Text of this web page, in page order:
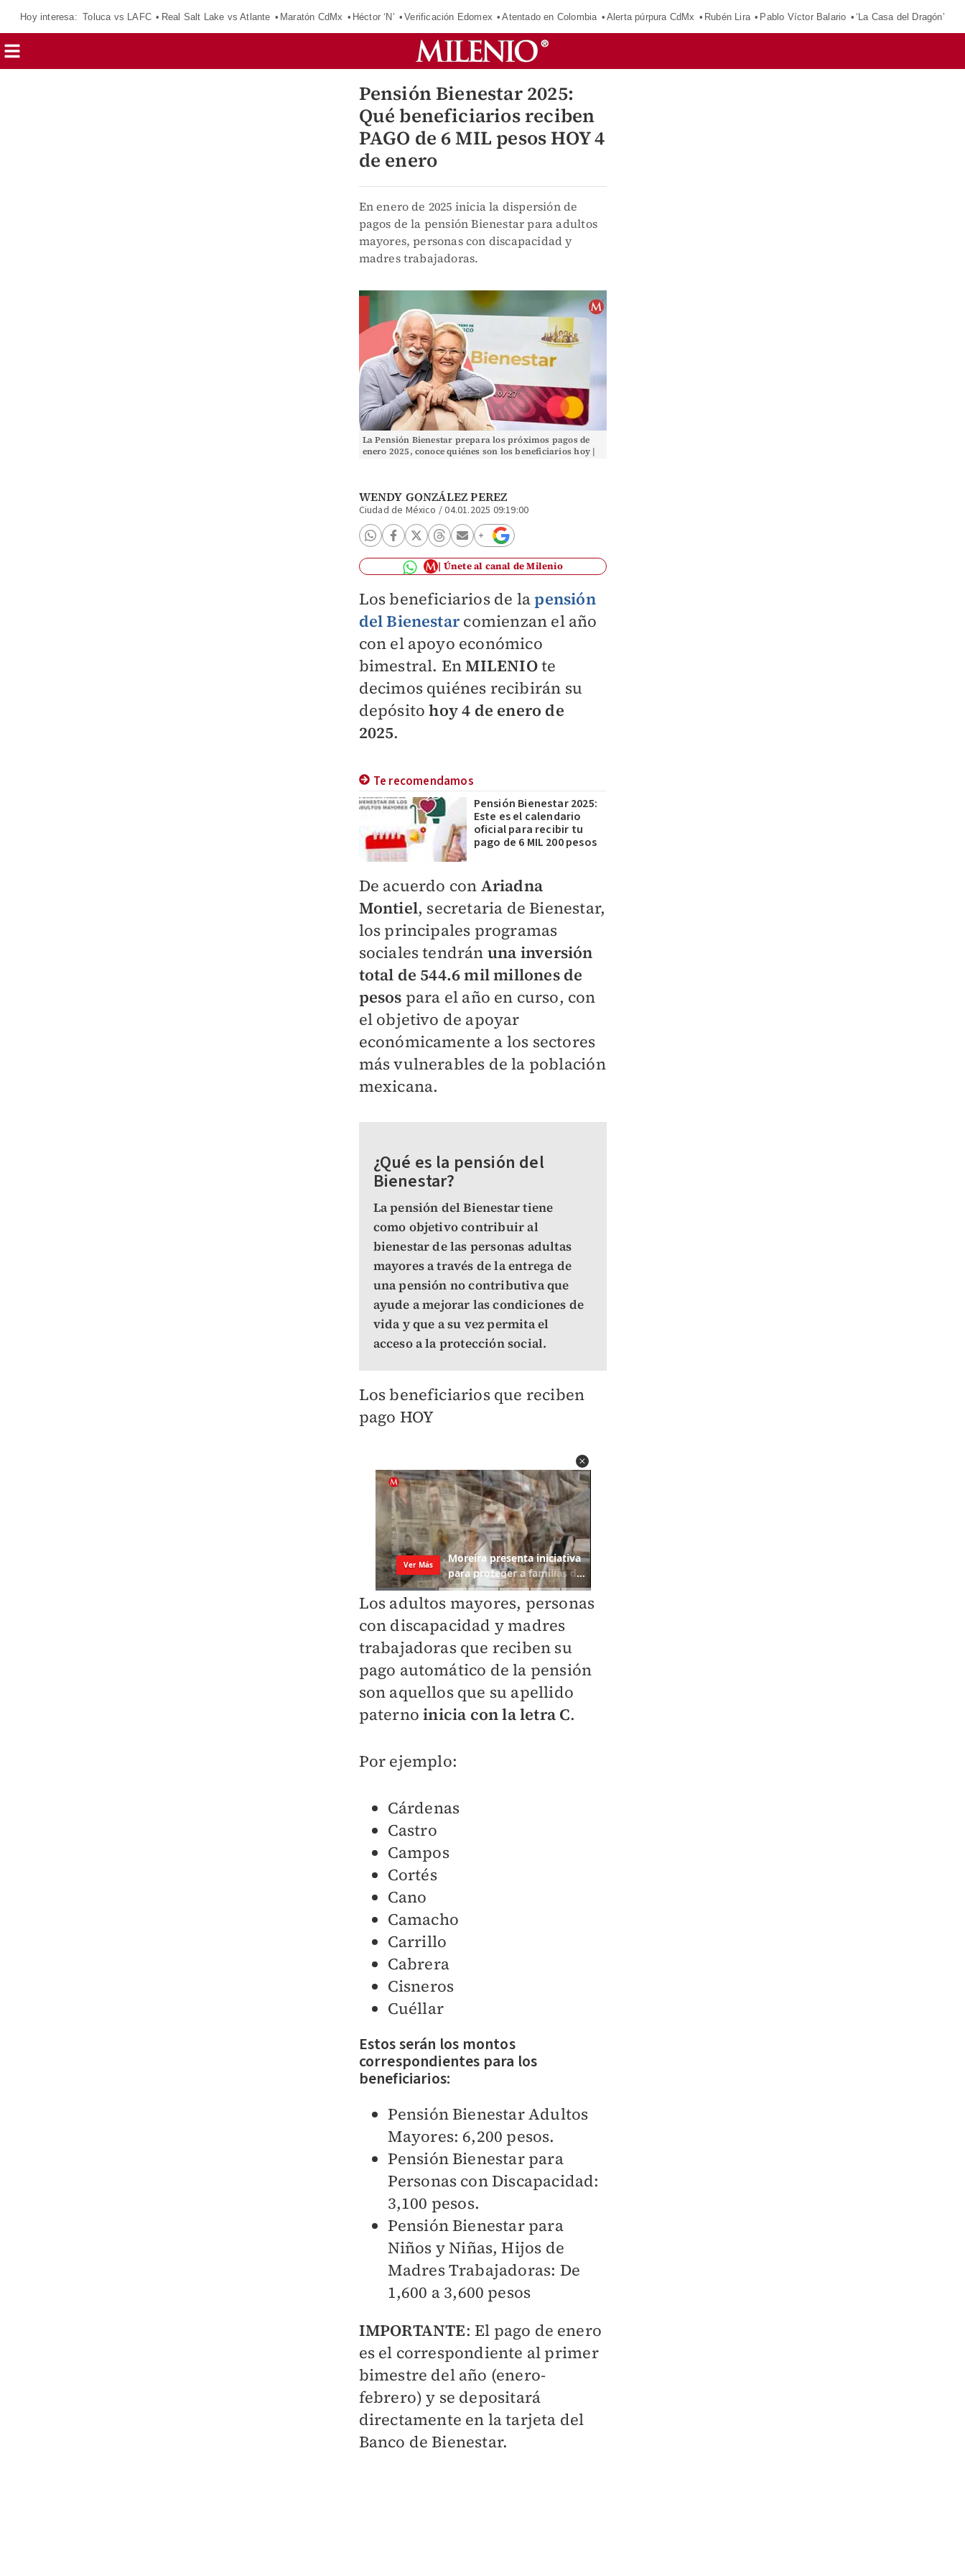
Hoy interesa: Toluca vs LAFC Real Salt Lake vs Atlante Maratón CdMx Héctor ‘N’ Verificación Edomex Atentado en Colombia Alerta púrpura CdMx Rubén Lira Pablo Víctor Balario ‘La Casa del Dragón’
Pensión Bienestar 2025:
Qué beneficiarios reciben
PAGO de 6 MIL pesos HOY 4
de enero
En enero de 2025 inicia la dispersión de
pagos de la pensión Bienestar para adultos
mayores, personas con discapacidad y
madres trabajadoras.
La Pensión Bienestar prepara los próximos pagos de
enero 2025, conoce quiénes son los beneficiarios hoy |
WENDY GONZÁLEZ PEREZ
Ciudad de México /04.01.2025 09:19:00
Únete al canal de Milenio
Los beneficiarios de lapensión
del Bienestarcomienzan el año
con el apoyo económico
bimestral. EnMILENIOte
decimos quiénes recibirán su
depósitohoy 4 de enero de
2025.
Te recomendamos
Pensión Bienestar 2025:
Este es el calendario
oficial para recibir tu
pago de 6 MIL 200 pesos
De acuerdo con Ariadna
Montiel, secretaria de Bienestar,
los principales programas
sociales tendrán una inversión
total de 544.6 mil millones de
pesos para el año en curso, con
el objetivo de apoyar
económicamente a los sectores
más vulnerables de la población
mexicana.
¿Qué es la pensión del
Bienestar?
La pensión del Bienestar tiene
como objetivo contribuir al
bienestar de las personas adultas
mayores a través de la entrega de
una pensión no contributiva que
ayude a mejorar las condiciones de
vida y que a su vez permita el
acceso a la protección social.
Los beneficiarios que reciben
pago HOY
Los adultos mayores, personas
con discapacidad y madres
trabajadoras que reciben su
pago automático de la pensión
son aquellos que su apellido
paternoinicia con la letra C.
Por ejemplo:
Cárdenas
Castro
Campos
Cortés
Cano
Camacho
Carrillo
Cabrera
Cisneros
Cuéllar
Estos serán los montos
correspondientes para los
beneficiarios:
Pensión Bienestar Adultos
Mayores: 6,200 pesos.
Pensión Bienestar para
Personas con Discapacidad:
3,100 pesos.
Pensión Bienestar para
Niños y Niñas, Hijos de
Madres Trabajadoras: De
1,600 a 3,600 pesos
IMPORTANTE: El pago de enero
es el correspondiente al primer
bimestre del año (enero-
febrero) y se depositará
directamente en la tarjeta del
Banco de Bienestar.